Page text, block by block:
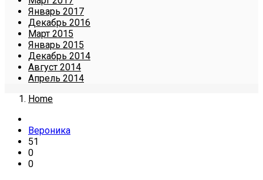
Январь 2017
Декабрь 2016
Март 2015
Январь 2015
Декабрь 2014
Август 2014
Апрель 2014
Home
Вероника
51
0
0